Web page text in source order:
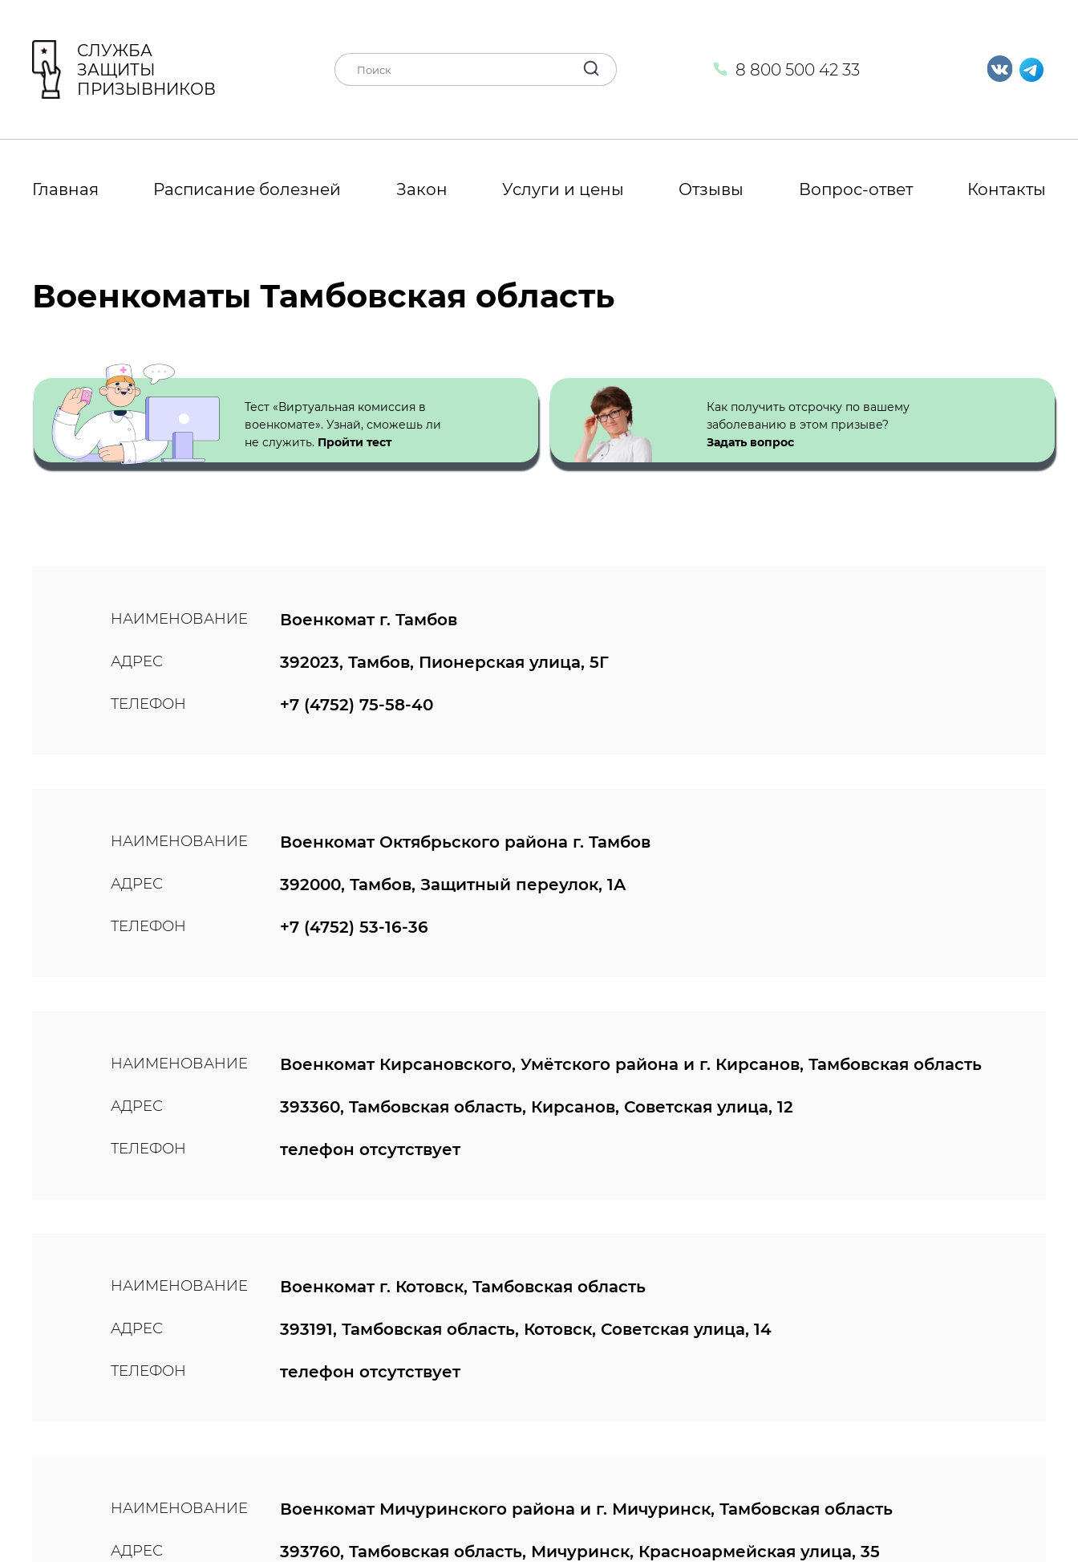
СЛУЖБА
ЗАЩИТЫ
ПРИЗЫВНИКОВ
8 800 500 42 33
Главная Расписание болезней Закон Услуги и цены Отзывы Вопрос-ответ Контакты
Военкоматы Тамбовская область
Кнопка №1
Тест «Виртуальная комиссия в
военкомате». Узнай, сможешь ли
не служить. Пройти тест
Как получить отсрочку по вашему
заболеванию в этом призыве?
Задать вопрос
НАИМЕНОВАНИЕ Военкомат г. Тамбов
АДРЕС 392023, Тамбов, Пионерская улица, 5Г
ТЕЛЕФОН +7 (4752) 75-58-40
НАИМЕНОВАНИЕ Военкомат Октябрьского района г. Тамбов
АДРЕС 392000, Тамбов, Защитный переулок, 1А
ТЕЛЕФОН +7 (4752) 53-16-36
НАИМЕНОВАНИЕ Военкомат Кирсановского, Умётского района и г. Кирсанов, Тамбовская область
АДРЕС 393360, Тамбовская область, Кирсанов, Советская улица, 12
ТЕЛЕФОН телефон отсутствует
НАИМЕНОВАНИЕ Военкомат г. Котовск, Тамбовская область
АДРЕС 393191, Тамбовская область, Котовск, Советская улица, 14
ТЕЛЕФОН телефон отсутствует
НАИМЕНОВАНИЕ Военкомат Мичуринского района и г. Мичуринск, Тамбовская область
АДРЕС 393760, Тамбовская область, Мичуринск, Красноармейская улица, 35